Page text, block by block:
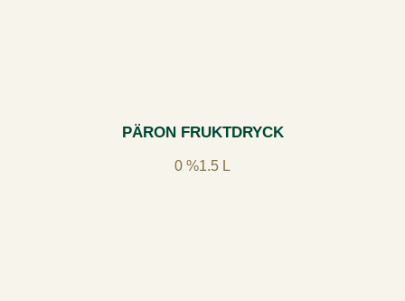
PÄRON FRUKTDRYCK
0 %1.5 L